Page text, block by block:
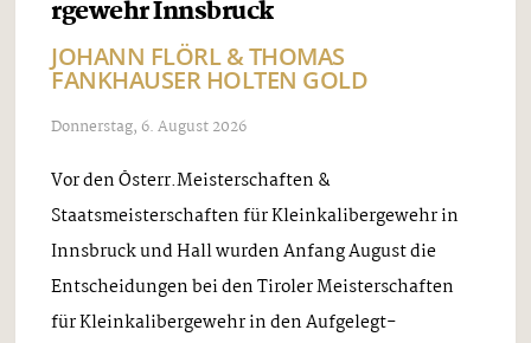
rgewehr Innsbruck
JOHANN FLÖRL & THOMAS
FANKHAUSER HOLTEN GOLD
Donnerstag, 6. August 2026
Vor den Österr.Meisterschaften &
Staatsmeisterschaften für Kleinkalibergewehr in
Innsbruck und Hall wurden Anfang August die
Entscheidungen bei den Tiroler Meisterschaften
für Kleinkalibergewehr in den Aufgelegt-